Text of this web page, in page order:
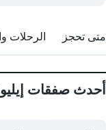
متى تحجز الرحلات
أحدث صفقات